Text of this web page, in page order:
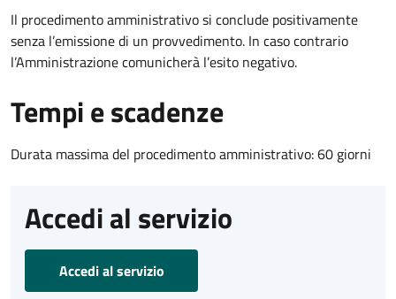
Il procedimento amministrativo si conclude positivamente
senza l’emissione di un provvedimento. In caso contrario
l’Amministrazione comunicherà l’esito negativo.
Tempi e scadenze
Durata massima del procedimento amministrativo: 60 giorni
Accedi al servizio
Accedi al servizio